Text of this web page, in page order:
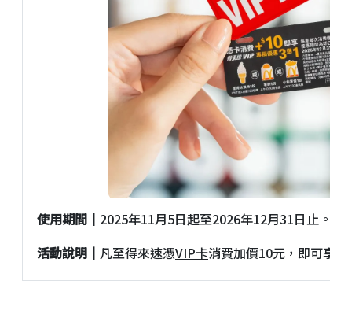
使用期間｜ 2025年11月5日起至2026年12月31日止。
活動說明｜ 凡至得來速憑VIP卡消費加價10元，即可享